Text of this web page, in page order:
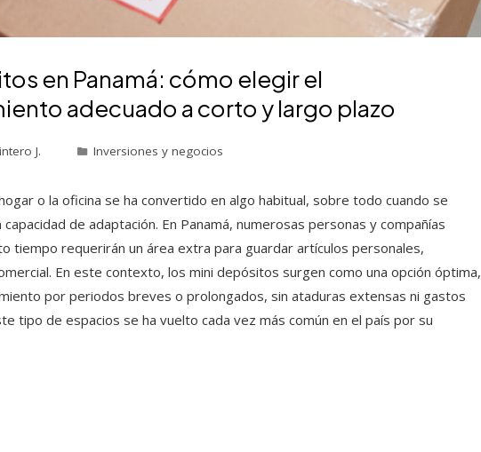
en Panamá: cómo elegir el
adecuado a corto y largo plazo
J. Inversiones y negocios
o la oficina se ha convertido en algo habitual, sobre todo cuando se
de adaptación. En Panamá, numerosas personas y compañías
tiempo requerirán un área extra para guardar artículos personales,
En este contexto, los mini depósitos surgen como una opción óptima,
por periodos breves o prolongados, sin ataduras extensas ni gastos
tipo de espacios se ha vuelto cada vez más común en el país por su